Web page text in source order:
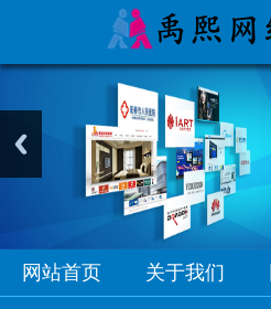
网站首页 关于我们